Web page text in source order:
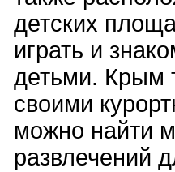
детских
играть и
детьми. Крым
своими
можно найти
развлечений